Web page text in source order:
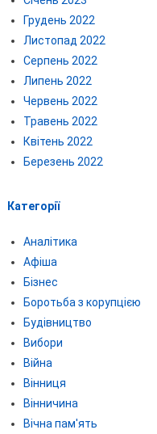
Грудень 2022
Листопад 2022
Серпень 2022
Липень 2022
Червень 2022
Травень 2022
Квітень 2022
Березень 2022
Категорії
Аналітика
Афіша
Бізнес
Боротьба з корупцією
Будівництво
Вибори
Війна
Вінниця
Вінничина
Вічна пам'ять